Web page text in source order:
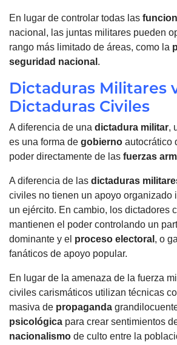
En lugar de controlar todas las
nacional, las juntas militares pueden
rango más limitado de áreas, como la
seguridad nacional .
Dictaduras Militares
Dictaduras Civiles
A diferencia de una dictadura militar,
es una forma de gobierno autocrático
poder directamente de las fuerzas
A diferencia de las dictaduras
civiles no tienen un apoyo organizado
un ejército. En cambio, los dictadores
mantienen el poder controlando un
dominante y el proceso electoral , o
fanáticos de apoyo popular.
En lugar de la amenaza de la fuerza
civiles carismáticos utilizan técnicas
masiva de propaganda
psicológica para crear sentimientos
nacionalismo de culto entre la